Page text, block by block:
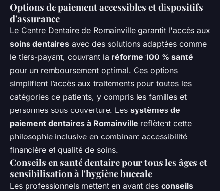
Options de paiement accessibles et dispositifs
d'assurance
Le Centre Dentaire de Romainville garantit l'accès aux
soins dentaires avec des solutions adaptées comme
le tiers-payant, couvrant la réforme 100 % santé
pour un remboursement optimal. Ces options
simplifient l’accès aux traitements pour toutes les
catégories de patients, y compris les familles et
personnes sous couverture. Les systèmes de
paiement dentaires à Romainville reflètent cette
philosophie inclusive en combinant accessibilité
financière et qualité de soins.
Conseils en santé dentaire pour tous les âges et
sensibilisation à l'hygiène buccale
Les professionnels mettent en avant des conseils